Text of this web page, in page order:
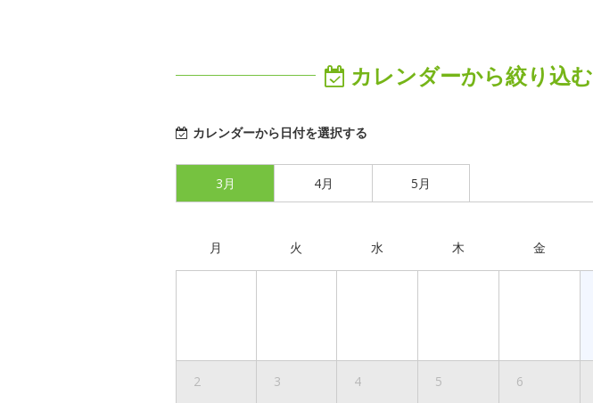
カレンダーから絞り込む
カレンダーから日付を選択する
3月 4月 5月
月 火 水 木 金
2 3 4 5 6